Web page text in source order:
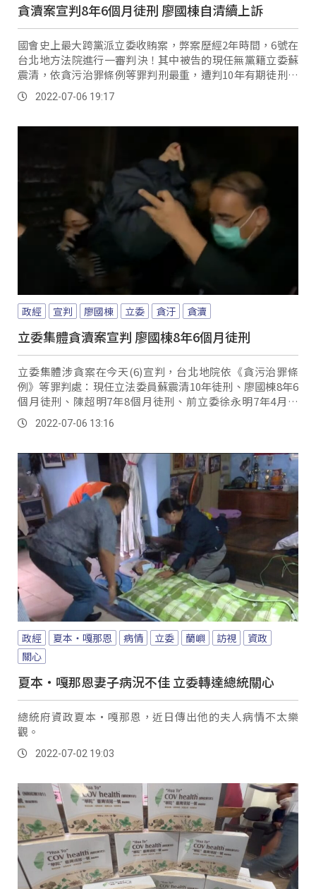
貪瀆案宣判8年6個月徒刑 廖國棟自清續上訴
國會史上最大跨黨派立委收賄案，弊案歷經2年時間，6號在
台北地方法院進行一審判決！其中被告的現任無黨籍立委蘇
震清，依貪污治罪條例等罪判刑最重，遭判10年有期徒刑，
褫奪公權5年、其次是國民黨立委廖國棟8年...。
2022-07-06 19:17
政經 宣判 廖國棟 立委 貪汙 貪瀆
立委集體貪瀆案宣判 廖國棟8年6個月徒刑
立委集體涉貪案在今天(6)宣判，台北地院依《貪污治罪條
例》等罪判處：現任立法委員蘇震清10年徒刑、廖國棟8年6
個月徒刑、陳超明7年8個月徒刑、前立委徐永明7年4月徒
刑。2022-07-06 13:16
政經 夏本‧嘎那恩 病情 立委 蘭嶼 訪視
資政
關心
夏本‧嘎那恩妻子病況不佳 立委轉達總統關心
總統府資政夏本‧嘎那恩，近日傳出他的夫人病情不太樂
觀。
2022-07-02 19:03